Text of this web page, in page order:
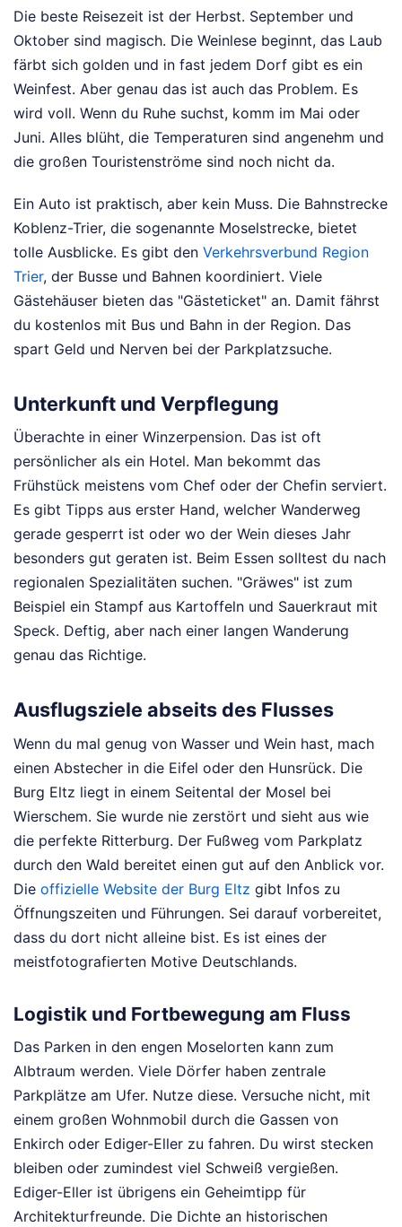
Die beste Reisezeit ist der Herbst. September und
Oktober sind magisch. Die Weinlese beginnt, das Laub
färbt sich golden und in fast jedem Dorf gibt es ein
Weinfest. Aber genau das ist auch das Problem. Es
wird voll. Wenn du Ruhe suchst, komm im Mai oder
Juni. Alles blüht, die Temperaturen sind angenehm und
die großen Touristenströme sind noch nicht da.
Ein Auto ist praktisch, aber kein Muss. Die Bahnstrecke
Koblenz-Trier, die sogenannte Moselstrecke, bietet
tolle Ausblicke. Es gibt den Verkehrsverbund Region
Trier, der Busse und Bahnen koordiniert. Viele
Gästehäuser bieten das "Gästeticket" an. Damit fährst
du kostenlos mit Bus und Bahn in der Region. Das
spart Geld und Nerven bei der Parkplatzsuche.
Unterkunft und Verpflegung
Überachte in einer Winzerpension. Das ist oft
persönlicher als ein Hotel. Man bekommt das
Frühstück meistens vom Chef oder der Chefin serviert.
Es gibt Tipps aus erster Hand, welcher Wanderweg
gerade gesperrt ist oder wo der Wein dieses Jahr
besonders gut geraten ist. Beim Essen solltest du nach
regionalen Spezialitäten suchen. "Gräwes" ist zum
Beispiel ein Stampf aus Kartoffeln und Sauerkraut mit
Speck. Deftig, aber nach einer langen Wanderung
genau das Richtige.
Ausflugsziele abseits des Flusses
Wenn du mal genug von Wasser und Wein hast, mach
einen Abstecher in die Eifel oder den Hunsrück. Die
Burg Eltz liegt in einem Seitental der Mosel bei
Wierschem. Sie wurde nie zerstört und sieht aus wie
die perfekte Ritterburg. Der Fußweg vom Parkplatz
durch den Wald bereitet einen gut auf den Anblick vor.
Die offizielle Website der Burg Eltz gibt Infos zu
Öffnungszeiten und Führungen. Sei darauf vorbereitet,
dass du dort nicht alleine bist. Es ist eines der
meistfotografierten Motive Deutschlands.
Logistik und Fortbewegung am Fluss
Das Parken in den engen Moselorten kann zum
Albtraum werden. Viele Dörfer haben zentrale
Parkplätze am Ufer. Nutze diese. Versuche nicht, mit
einem großen Wohnmobil durch die Gassen von
Enkirch oder Ediger-Eller zu fahren. Du wirst stecken
bleiben oder zumindest viel Schweiß vergießen.
Ediger-Eller ist übrigens ein Geheimtipp für
Architekturfreunde. Die Dichte an historischen